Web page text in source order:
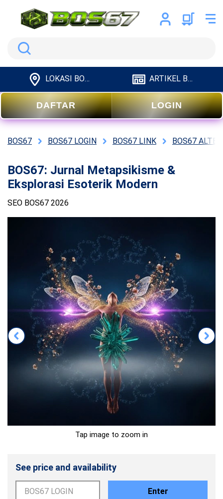
Search
LOKASI BOS67 ARTIKEL BOS67
DAFTAR LOGIN
BOS67 BOS67 LOGIN BOS67 LINK BOS67
Tap image to zoom in
BOS67: Jurnal Metapsikisme &
Eksplorasi Esoterik Modern
SEO BOS67 2026
See price and availability
Enter